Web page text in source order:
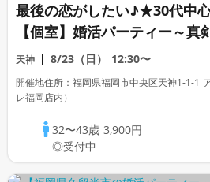
最後の恋がしたい♪★30代中
【個室】婚活パーティー～真
天神 8/23（日） 12:30〜
開催地住所：福岡県福岡市中央区天神1-1-1
レ福岡店内）
32〜43歳 3,900円
◎受付中